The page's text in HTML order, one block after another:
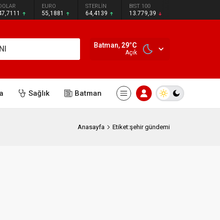
EURO
55,1881
STERLİN
64,4139
BIST 100
13.779,39
Batman, 29°C
Açık
Sağlık Batman
Anasayfa Etiket:şehir gündemi